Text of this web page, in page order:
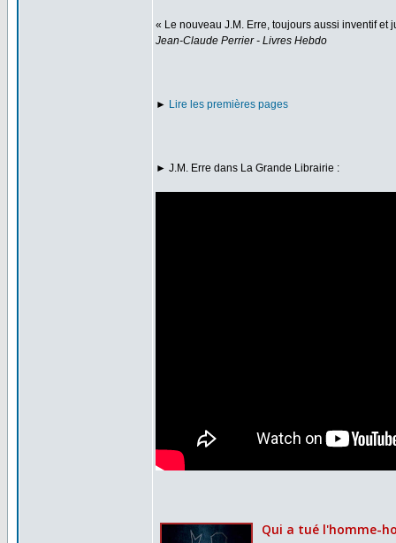
« Le nouveau J.M. Erre, toujours aussi inventif et
Jean-Claude Perrier - Livres Hebdo
► Lire les premières pages
► J.M. Erre dans La Grande Librairie :